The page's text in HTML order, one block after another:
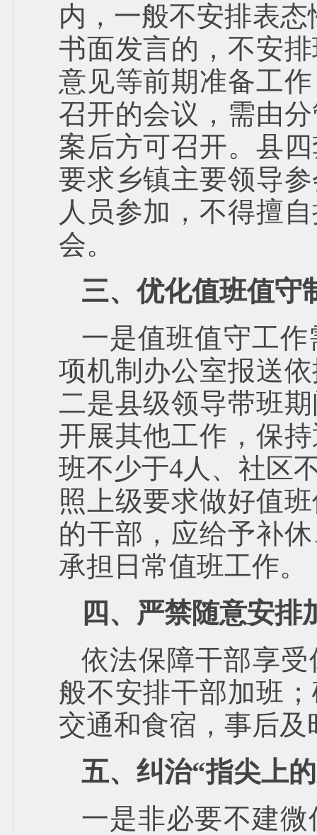
内，一般不安排表
书面发言的，不安
意见等前期准备工
召开的会议，需由
案后方可召开。县
要求乡镇主要领导
人员参加，不得擅
会。
三、优化值班值守
一是值班值守工
项机制办公室报送
二是县级领导带班
开展其他工作，保
班不少于4人、社区
照上级要求做好值
的干部，应给予补
承担日常值班工作。
四、严禁随意安排
依法保障干部享
般不安排干部加班
交通和食宿，事后
五、纠治“指尖上
一是非必要不建